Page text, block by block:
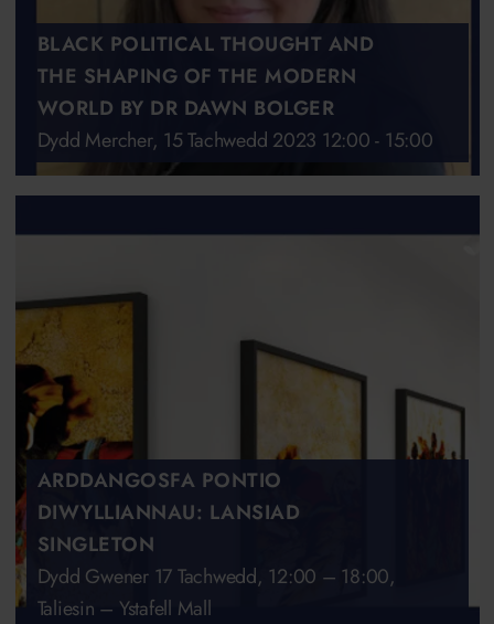
BLACK POLITICAL THOUGHT AND
THE SHAPING OF THE MODERN
WORLD BY DR DAWN BOLGER
Dydd Mercher, 15 Tachwedd 2023 12:00 - 15:00
ARDDANGOSFA PONTIO
DIWYLLIANNAU: LANSIAD
SINGLETON
Dydd Gwener 17 Tachwedd, 12:00 – 18:00,
Taliesin – Ystafell Mall